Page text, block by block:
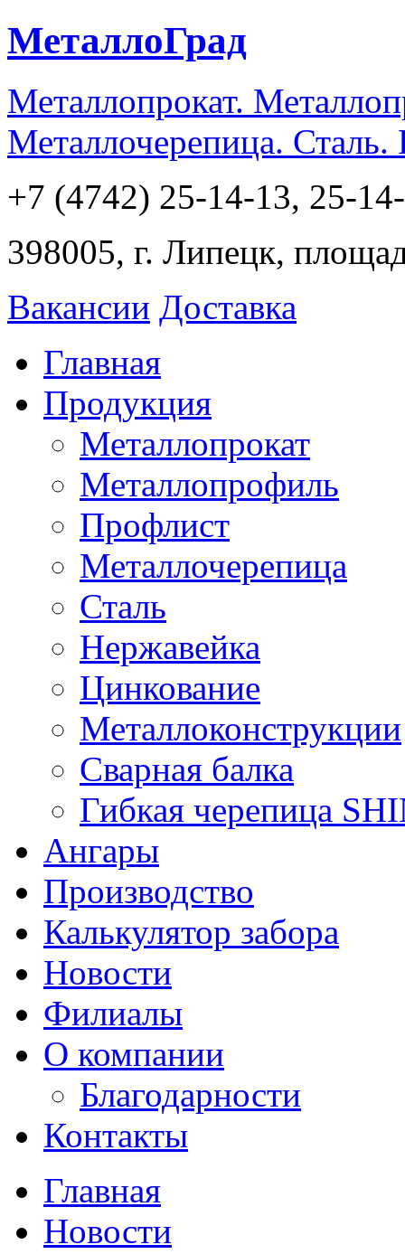
МеталлоГрад
Металлопрокат.
Металлочерепица.
+7 (4742) 25-14-13, 25-
398005, г. Липецк,
Вакансии Доставка
Главная
Продукция
Металлопрокат
Металлопрофиль
Профлист
Металлочерепица
Сталь
Нержавейка
Цинкование
Металлоконструкции
Сварная балка
Гибкая черепица
Ангары
Производство
Калькулятор забора
Новости
Филиалы
О компании
Благодарности
Контакты
Главная
Новости